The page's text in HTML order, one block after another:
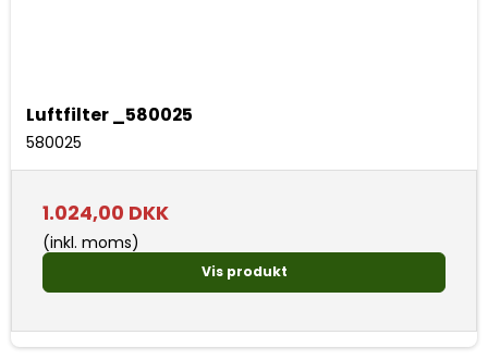
Luftfilter _580025
580025
1.024,00 DKK
(inkl. moms)
Vis produkt